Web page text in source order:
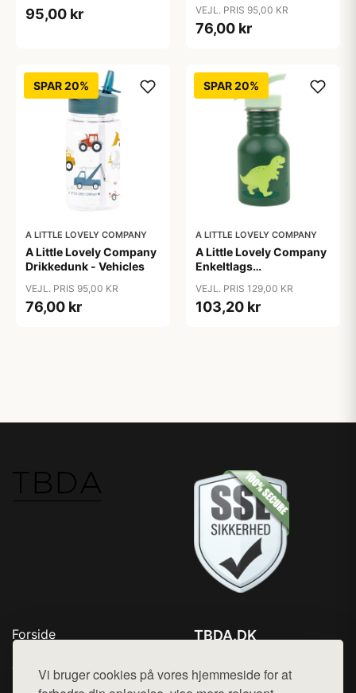
Vi bruger cookies på vores hjemmeside for at
95,00 kr VEJL. PRIS 95,00 KR
76,00 kr
SPAR 20%
A LITTLE LOVELY COMPANY
A Little Lovely Company
Drikkedunk - Vehicles
VEJL. PRIS 95,00 KR
76,00 kr
SPAR 20%
A LITTLE LOVELY COMPANY
A Little Lovely Company
Enkeltlags
- Dinosaurs
VEJL. PRIS 129,00 KR
103,20 kr
Forside
Top Rabatter
TBDA.DK